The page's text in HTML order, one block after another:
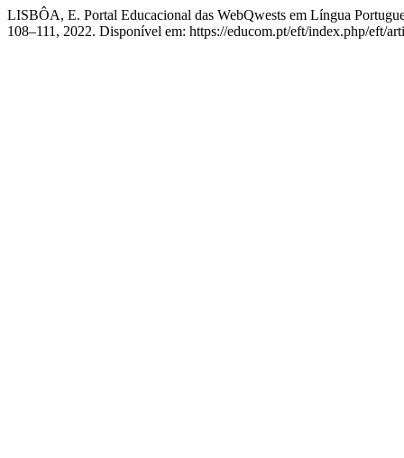
LISBÔA, E. Portal Educacional das WebQwests em Língua
108–111, 2022. Disponível em: https://educom.pt/eft/index.php/eft/